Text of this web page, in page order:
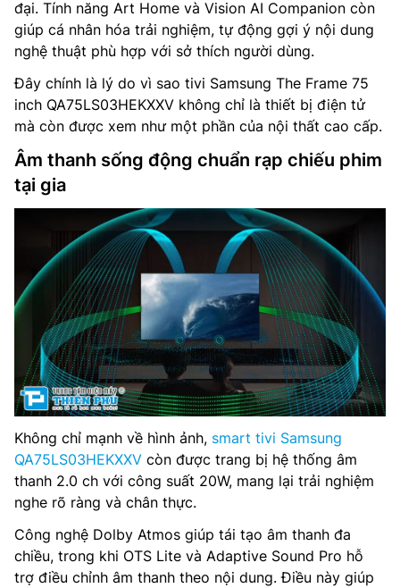
đại. Tính năng Art Home và Vision AI Companion còn
giúp cá nhân hóa trải nghiệm, tự động gợi ý nội dung
nghệ thuật phù hợp với sở thích người dùng.
Đây chính là lý do vì sao tivi Samsung The Frame 75
inch QA75LS03HEKXXV không chỉ là thiết bị điện tử
mà còn được xem như một phần của nội thất cao cấp.
Âm thanh sống động chuẩn rạp chiếu phim
tại gia
Không chỉ mạnh về hình ảnh, smart tivi Samsung
QA75LS03HEKXXV còn được trang bị hệ thống âm
thanh 2.0 ch với công suất 20W, mang lại trải nghiệm
nghe rõ ràng và chân thực.
Công nghệ Dolby Atmos giúp tái tạo âm thanh đa
chiều, trong khi OTS Lite và Adaptive Sound Pro hỗ
trợ điều chỉnh âm thanh theo nội dung. Điều này giúp